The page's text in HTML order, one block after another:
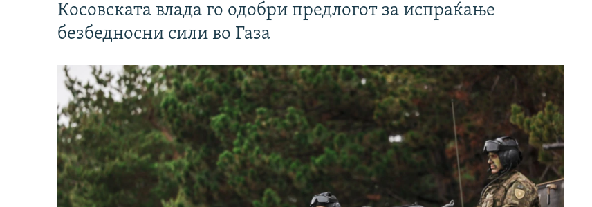
Косовската влада го одобри предлогот за испраќање
безбедносни сили во Газа